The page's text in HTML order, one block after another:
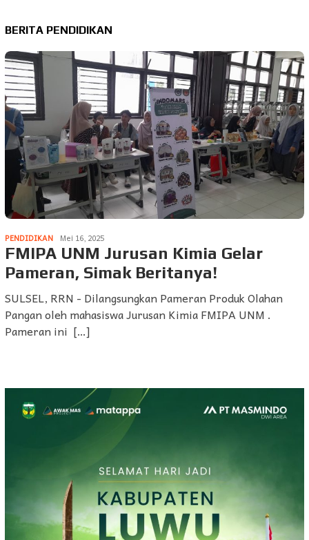
BERITA PENDIDIKAN
PENDIDIKAN Mei 16, 2025
FMIPA UNM Jurusan Kimia Gelar
Pameran, Simak Beritanya!
SULSEL, RRN - Dilangsungkan Pameran Produk Olahan
Pangan oleh mahasiswa Jurusan Kimia FMIPA UNM .
Pameran ini […]